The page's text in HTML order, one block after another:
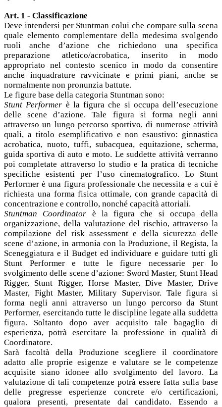
Art. 1 - Classificazione
Deve intendersi per Stuntman colui che compare sulla scena
quale elemento complementare della medesima svolgendo
ruoli anche d’azione che richiedono una specifica
preparazione atletico/acrobatica, inserito in modo
appropriato nel contesto scenico in modo da consentire
anche inquadrature ravvicinate e primi piani, anche se
normalmente non pronunzia battute.
Le figure base della categoria Stuntman sono:
Stunt Performer è la figura che si occupa dell’esecuzione
delle scene d’azione. Tale figura si forma negli anni
attraverso un lungo percorso sportivo, di numerose attività
quali, a titolo esemplificativo e non esaustivo: ginnastica
acrobatica, nuoto, tuffi, subacquea, equitazione, scherma,
guida sportiva di auto e moto. Le suddette attività verranno
poi completate attraverso lo studio e la pratica di tecniche
specifiche esistenti per l’uso cinematografico. Lo Stunt
Performer è una figura professionale che necessita e a cui è
richiesta una forma fisica ottimale, con grande capacità di
concentrazione e controllo, nonché capacità attoriali.
Stuntman Coordinator è la figura che si occupa della
organizzazione, della valutazione del rischio, attraverso la
compilazione del risk assessment e della sicurezza delle
scene d’azione, in armonia con la Produzione, il Regista, la
Sceneggiatura e il Budget ed individuare e guidare tutti gli
Stunt Performer e tutte le figure necessarie per lo
svolgimento delle scene d’azione: Sword Master, Stunt Head
Rigger, Stunt Rigger, Horse Master, Dive Master, Drive
Master, Fight Master, Military Supervisor. Tale figura si
forma negli anni attraverso un lungo percorso da Stunt
Performer, esercitando tutte le discipline legate alla suddetta
figura. Soltanto dopo aver acquisito tale bagaglio di
esperienza, potrà esercitare la professione in qualità di
Coordinatore.
Sarà facoltà della Produzione scegliere il coordinatore
adatto alle proprie esigenze e valutare se le competenze
acquisite siano idonee allo svolgimento del lavoro. La
valutazione di tali competenze potrà essere fatta sulla base
delle pregresse esperienze concrete e/o certificazioni,
qualora presenti, presentate dal candidato. Essendo a